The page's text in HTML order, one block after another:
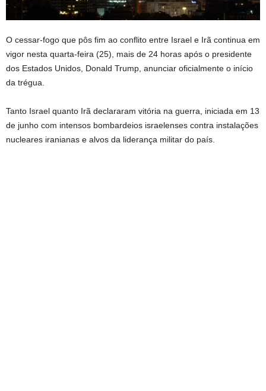
O cessar-fogo que pôs fim ao conflito entre Israel e Irã continua em
vigor nesta quarta-feira (25), mais de 24 horas após o presidente
dos Estados Unidos, Donald Trump, anunciar oficialmente o início
da trégua.
Tanto Israel quanto Irã declararam vitória na guerra, iniciada em 13
de junho com intensos bombardeios israelenses contra instalações
nucleares iranianas e alvos da liderança militar do país.